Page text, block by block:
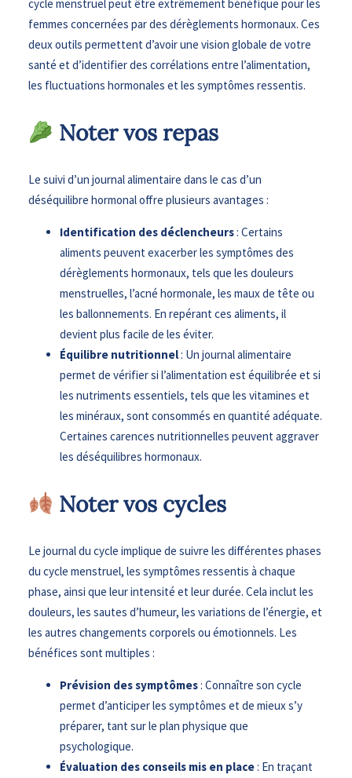
cycle menstruel peut être extrêmement bénéfique pour les
femmes concernées par des dérèglements hormonaux. Ces
deux outils permettent d’avoir une vision globale de votre
santé et d’identifier des corrélations entre l’alimentation,
les fluctuations hormonales et les symptômes ressentis.
Noter vos repas
Le suivi d’un journal alimentaire dans le cas d’un
déséquilibre hormonal offre plusieurs avantages :
Identification des déclencheurs: Certains
aliments peuvent exacerber les symptômes des
dérèglements hormonaux, tels que les douleurs
menstruelles, l’acné hormonale, les maux de tête ou
les ballonnements. En repérant ces aliments, il
devient plus facile de les éviter.
Équilibre nutritionnel: Un journal alimentaire
permet de vérifier si l’alimentation est équilibrée et si
les nutriments essentiels, tels que les vitamines et
les minéraux, sont consommés en quantité adéquate.
Certaines carences nutritionnelles peuvent aggraver
les déséquilibres hormonaux.
Noter vos cycles
Le journal du cycle implique de suivre les différentes phases
du cycle menstruel, les symptômes ressentis à chaque
phase, ainsi que leur intensité et leur durée. Cela inclut les
douleurs, les sautes d’humeur, les variations de l’énergie, et
les autres changements corporels ou émotionnels. Les
bénéfices sont multiples :
Prévision des symptômes: Connaître son cycle
permet d’anticiper les symptômes et de mieux s’y
préparer, tant sur le plan physique que
psychologique.
Évaluation des conseils mis en place: En traçant